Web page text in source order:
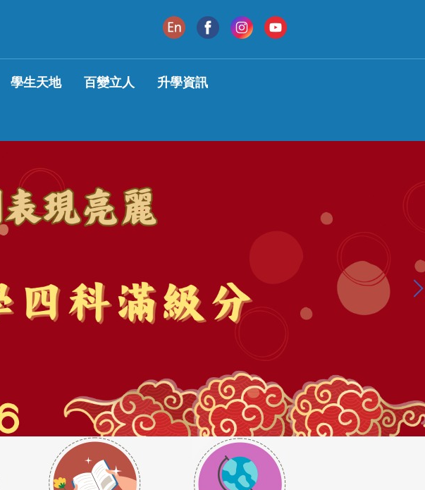
學生天地 百變立人 升學資訊